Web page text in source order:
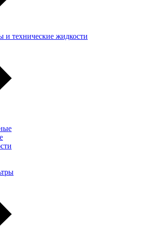
и технические жидкости